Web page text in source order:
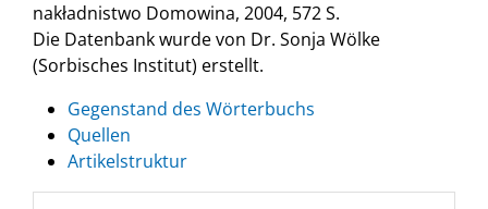
nakładnistwo Domowina, 2004, 572 S.
Die Datenbank wurde von Dr. Sonja Wölke
(Sorbisches Institut) erstellt.
Gegenstand des Wörterbuchs
Quellen
Artikelstruktur